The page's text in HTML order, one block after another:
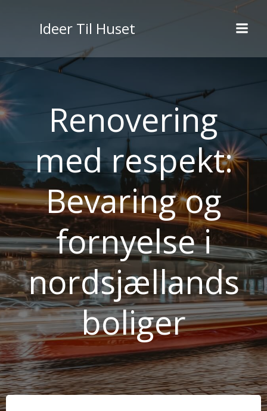
indhold
Ideer Til Huset
Renovering
med respekt:
Bevaring og
fornyelse i
nordsjællands
boliger